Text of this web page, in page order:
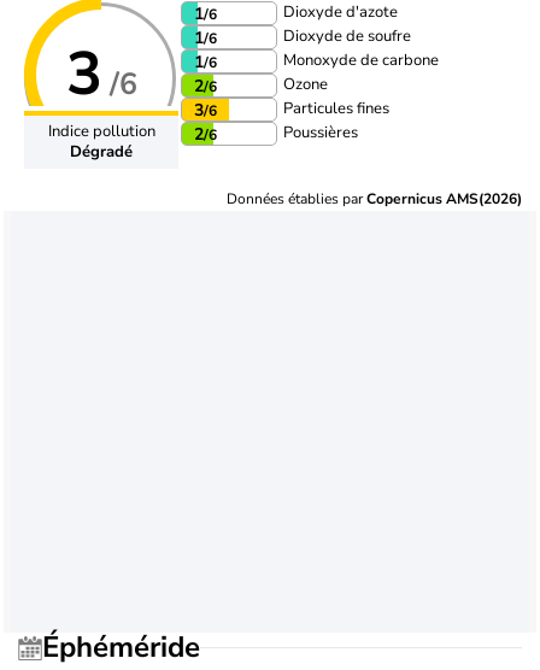
3 /6
Indice pollution
Dégradé
1/6 Dioxyde d'azote
1/6 Dioxyde de soufre
1/6 Monoxyde de carbone
2/6 Ozone
3/6 Particules fines
2/6 Poussières
Données établies parCopernicus AMS(2026)
Éphéméride